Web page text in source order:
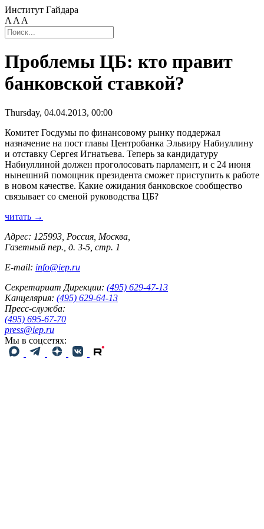
Институт Гайдара
A A A
Проблемы ЦБ: кто правит
банковской ставкой?
Thursday, 04.04.2013, 00:00
Комитет Госдумы по финансовому рынку поддержал
назначение на пост главы Центробанка Эльвиру Набиуллину
и отставку Сергея Игнатьева. Теперь за кандидатуру
Набиуллиной должен проголосовать парламент, и с 24 июня
нынешний помощник президента сможет приступить к работе
в новом качестве. Какие ожидания банковское сообщество
связывает со сменой руководства ЦБ?
читать →
Адрес: 125993, Россия, Москва,
Газетный пер., д. 3-5, стр. 1
E-mail: info@iep.ru
Секретариат Дирекции: (495) 629-47-13
Канцелярия: (495) 629-64-13
Пресс-служба:
(495) 695-67-70
press@iep.ru
Мы в соцсетях: